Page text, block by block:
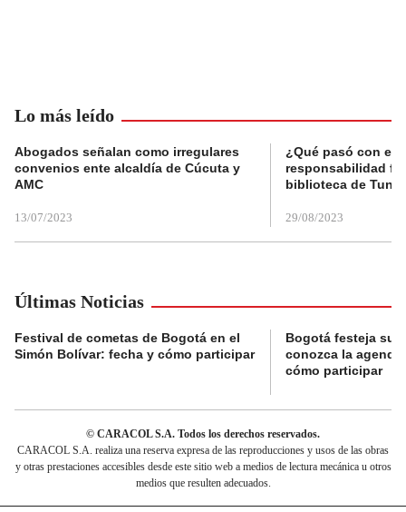
Lo más leído
Abogados señalan como irregulares
convenios ente alcaldía de Cúcuta y
AMC
13/07/2023
¿Qué pasó con el
responsabilidad
biblioteca de
29/08/2023
Últimas Noticias
Festival de cometas de Bogotá en el
Simón Bolívar: fecha y cómo participar
Bogotá festeja su
conozca la
cómo participar
© CARACOL S.A. Todos los derechos reservados.
CARACOL S.A. realiza una reserva expresa de las reproducciones y usos de las obras
y otras prestaciones accesibles desde este sitio web a medios de lectura mecánica u otros
medios que resulten adecuados.